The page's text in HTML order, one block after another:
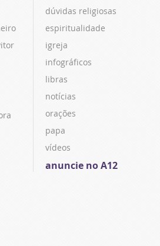
dúvidas religiosas
espiritualidade
igreja
infográficos
libras
notícias
orações
papa
vídeos
anuncie no A12